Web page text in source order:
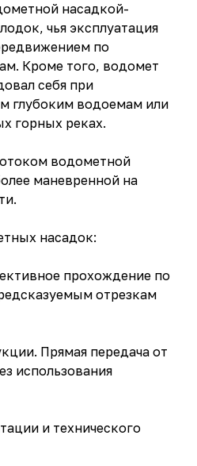
насадкой-
чья эксплуатация
по
Кроме того, водомет
себя при
глубоким водоемам или
горных реках.
водометной
маневренной на
насадок:
прохождение по
отрезкам
Прямая передача от
использования
и технического